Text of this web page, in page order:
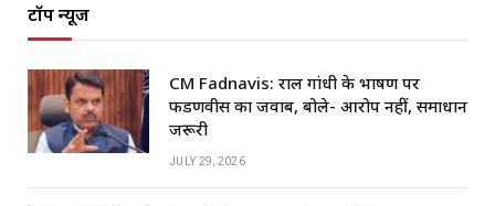
p
p
o
o
k
n
टॉप न्यूज
CM Fadnavis: राहुल गांधी के भाषण पर
फडणवीस का जवाब, बोले- आरोप नहीं, समाधान
जरूरी
JULY 29, 2026